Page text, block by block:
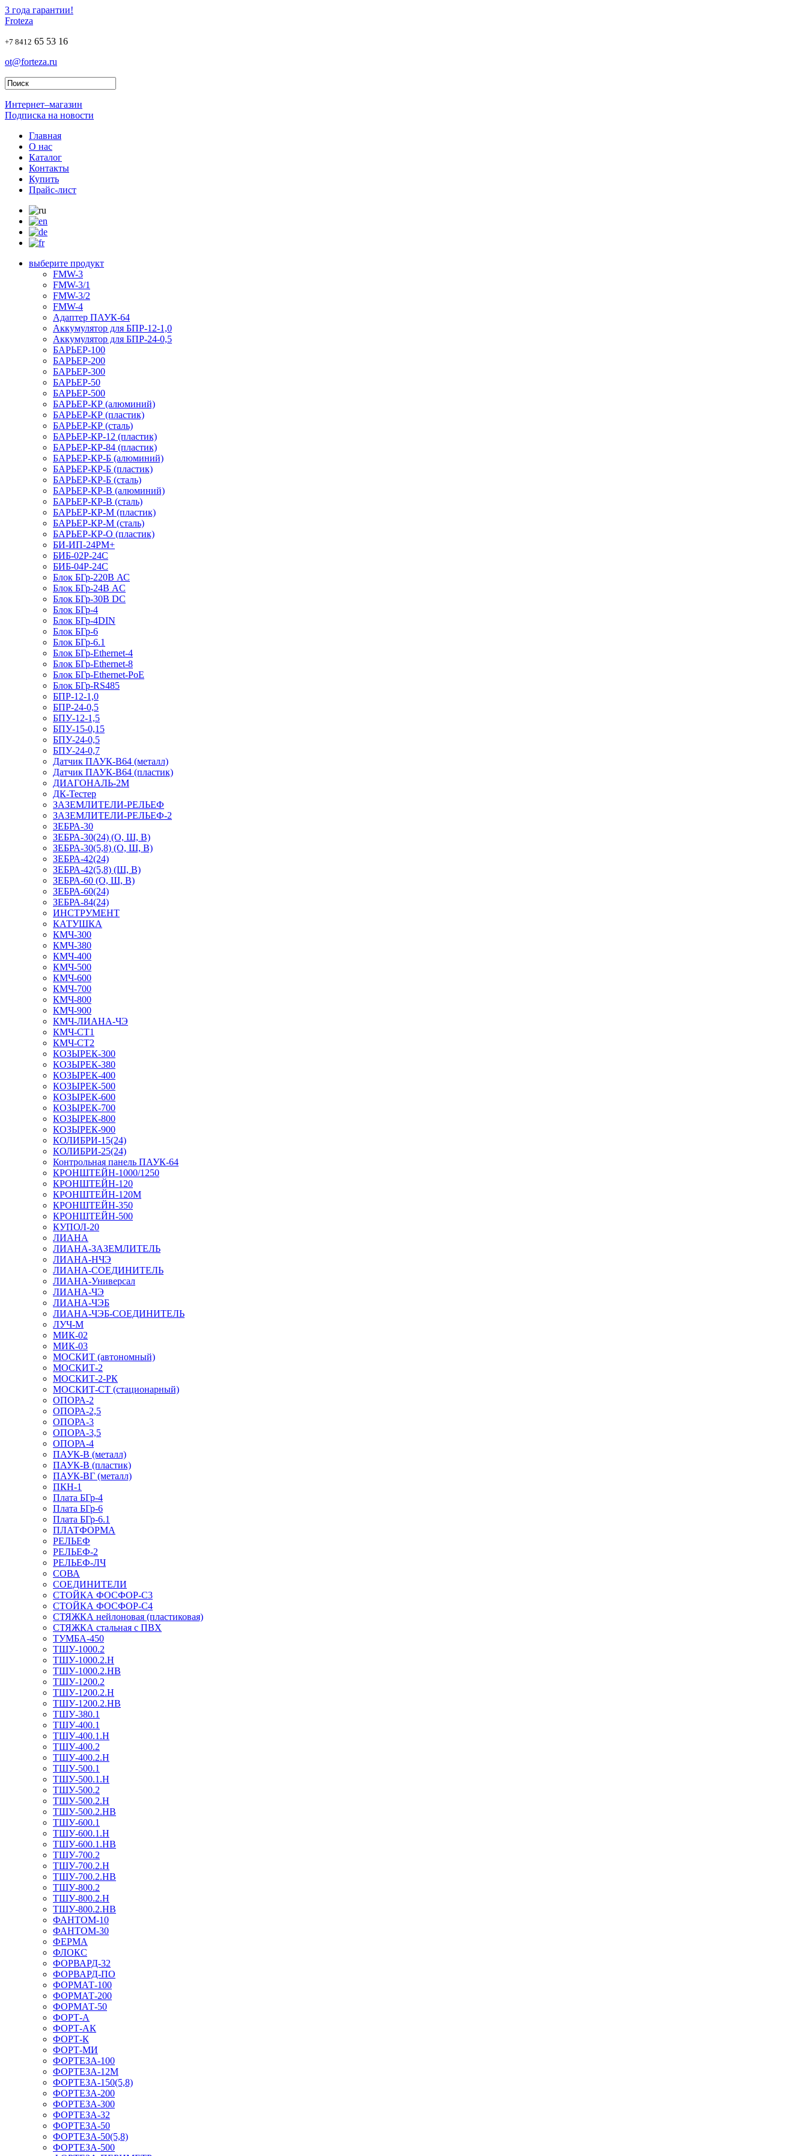
3 года гарантии!
Froteza
+7 8412 65 53 16
ot@forteza.ru
Интернет–магазин
Подписка на новости
Главная
О нас
Каталог
Контакты
Купить
Прайс-лист
выберите продукт
FMW-3
FMW-3/1
FMW-3/2
FMW-4
Адаптер ПАУК-64
Аккумулятор для БПР-12-1,0
Аккумулятор для БПР-24-0,5
БАРЬЕР-100
БАРЬЕР-200
БАРЬЕР-300
БАРЬЕР-50
БАРЬЕР-500
БАРЬЕР-КР (алюминий)
БАРЬЕР-КР (пластик)
БАРЬЕР-КР (сталь)
БАРЬЕР-КР-12 (пластик)
БАРЬЕР-КР-84 (пластик)
БАРЬЕР-КР-Б (алюминий)
БАРЬЕР-КР-Б (пластик)
БАРЬЕР-КР-Б (сталь)
БАРЬЕР-КР-В (алюминий)
БАРЬЕР-КР-В (сталь)
БАРЬЕР-КР-М (пластик)
БАРЬЕР-КР-М (сталь)
БАРЬЕР-КР-О (пластик)
БИ-ИП-24РМ+
БИБ-02Р-24С
БИБ-04Р-24С
Блок БГр-220В АС
Блок БГр-24В AC
Блок БГр-30В DC
Блок БГр-4
Блок БГр-4DIN
Блок БГр-6
Блок БГр-6.1
Блок БГр-Ethernet-4
Блок БГр-Ethernet-8
Блок БГр-Ethernet-PoE
Блок БГр-RS485
БПР-12-1,0
БПР-24-0,5
БПУ-12-1,5
БПУ-15-0,15
БПУ-24-0,5
БПУ-24-0,7
Датчик ПАУК-В64 (металл)
Датчик ПАУК-В64 (пластик)
ДИАГОНАЛЬ-2М
ДК-Тестер
ЗАЗЕМЛИТЕЛИ-РЕЛЬЕФ
ЗАЗЕМЛИТЕЛИ-РЕЛЬЕФ-2
ЗЕБРА-30
ЗЕБРА-30(24) (О, Ш, В)
ЗЕБРА-30(5,8) (О, Ш, В)
ЗЕБРА-42(24)
ЗЕБРА-42(5,8) (Ш, В)
ЗЕБРА-60 (О, Ш, В)
ЗЕБРА-60(24)
ЗЕБРА-84(24)
ИНСТРУМЕНТ
КАТУШКА
КМЧ-300
КМЧ-380
КМЧ-400
КМЧ-500
КМЧ-600
КМЧ-700
КМЧ-800
КМЧ-900
КМЧ-ЛИАНА-ЧЭ
КМЧ-СТ1
КМЧ-СТ2
КОЗЫРЕК-300
КОЗЫРЕК-380
КОЗЫРЕК-400
КОЗЫРЕК-500
КОЗЫРЕК-600
КОЗЫРЕК-700
КОЗЫРЕК-800
КОЗЫРЕК-900
КОЛИБРИ-15(24)
КОЛИБРИ-25(24)
Контрольная панель ПАУК-64
КРОНШТЕЙН-1000/1250
КРОНШТЕЙН-120
КРОНШТЕЙН-120М
КРОНШТЕЙН-350
КРОНШТЕЙН-500
КУПОЛ-20
ЛИАНА
ЛИАНА-ЗАЗЕМЛИТЕЛЬ
ЛИАНА-НЧЭ
ЛИАНА-СОЕДИНИТЕЛЬ
ЛИАНА-Универсал
ЛИАНА-ЧЭ
ЛИАНА-ЧЭБ
ЛИАНА-ЧЭБ-СОЕДИНИТЕЛЬ
ЛУЧ-М
МИК-02
МИК-03
МОСКИТ (автономный)
МОСКИТ-2
МОСКИТ-2-РК
МОСКИТ-СТ (стационарный)
ОПОРА-2
ОПОРА-2,5
ОПОРА-3
ОПОРА-3,5
ОПОРА-4
ПАУК-В (металл)
ПАУК-В (пластик)
ПАУК-ВГ (металл)
ПКН-1
Плата БГр-4
Плата БГр-6
Плата БГр-6.1
ПЛАТФОРМА
РЕЛЬЕФ
РЕЛЬЕФ-2
РЕЛЬЕФ-ЛЧ
СОВА
СОЕДИНИТЕЛИ
СТОЙКА ФОСФОР-С3
СТОЙКА ФОСФОР-С4
СТЯЖКА нейлоновая (пластиковая)
СТЯЖКА стальная с ПВХ
ТУМБА-450
ТШУ-1000.2
ТШУ-1000.2.Н
ТШУ-1000.2.НВ
ТШУ-1200.2
ТШУ-1200.2.Н
ТШУ-1200.2.НВ
ТШУ-380.1
ТШУ-400.1
ТШУ-400.1.Н
ТШУ-400.2
ТШУ-400.2.Н
ТШУ-500.1
ТШУ-500.1.Н
ТШУ-500.2
ТШУ-500.2.Н
ТШУ-500.2.НВ
ТШУ-600.1
ТШУ-600.1.Н
ТШУ-600.1.НВ
ТШУ-700.2
ТШУ-700.2.Н
ТШУ-700.2.НВ
ТШУ-800.2
ТШУ-800.2.Н
ТШУ-800.2.НВ
ФАНТОМ-10
ФАНТОМ-30
ФЕРМА
ФЛОКС
ФОРВАРД-32
ФОРВАРД-ПО
ФОРМАТ-100
ФОРМАТ-200
ФОРМАТ-50
ФОРТ-А
ФОРТ-АК
ФОРТ-К
ФОРТ-МИ
ФОРТЕЗА-100
ФОРТЕЗА-12М
ФОРТЕЗА-150(5,8)
ФОРТЕЗА-200
ФОРТЕЗА-300
ФОРТЕЗА-32
ФОРТЕЗА-50
ФОРТЕЗА-50(5,8)
ФОРТЕЗА-500